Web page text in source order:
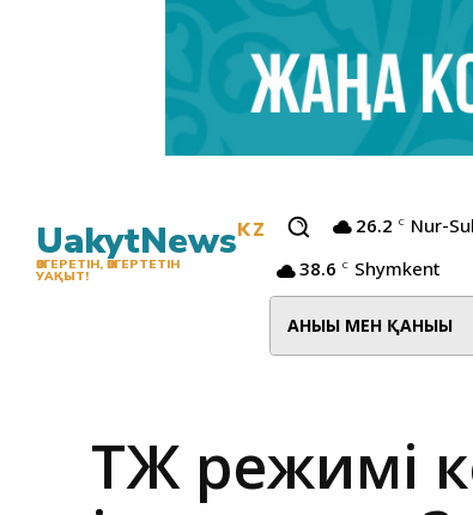
UakytNewsKZ
ӨЗГЕРЕТІН, ӨЗГЕРТЕТІН
УАҚЫТ!
26.2 C Nur-
38.6 C Shymkent
АНЫҒЫ МЕН ҚАНЫҒЫ
ТЖ режимі